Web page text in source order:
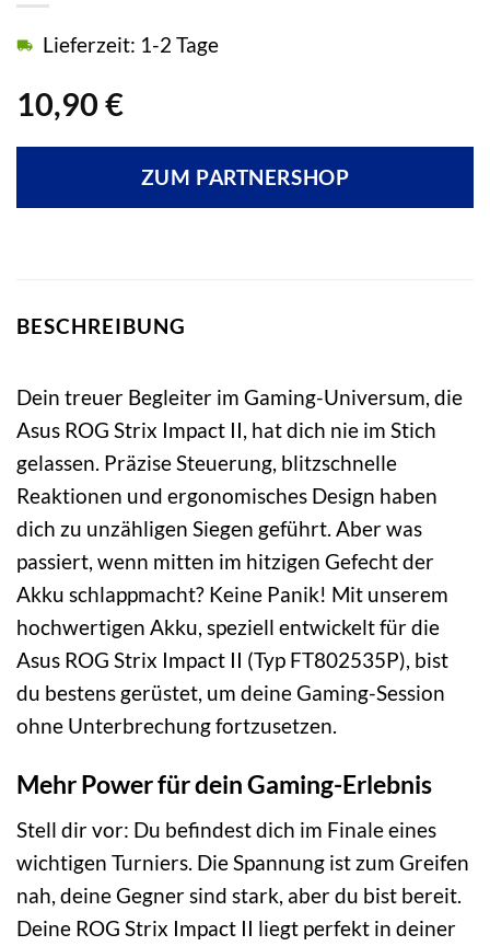
10,90 €
Lieferzeit: 1-2 Tage
ZUM PARTNERSHOP
BESCHREIBUNG
Dein treuer Begleiter im Gaming-Universum, die
Asus ROG Strix Impact II, hat dich nie im Stich
gelassen. Präzise Steuerung, blitzschnelle
Reaktionen und ergonomisches Design haben
dich zu unzähligen Siegen geführt. Aber was
passiert, wenn mitten im hitzigen Gefecht der
Akku schlappmacht? Keine Panik! Mit unserem
hochwertigen Akku, speziell entwickelt für die
Asus ROG Strix Impact II (Typ FT802535P), bist
du bestens gerüstet, um deine Gaming-Session
ohne Unterbrechung fortzusetzen.
Mehr Power für dein Gaming-Erlebnis
Stell dir vor: Du befindest dich im Finale eines
wichtigen Turniers. Die Spannung ist zum Greifen
nah, deine Gegner sind stark, aber du bist bereit.
Deine ROG Strix Impact II liegt perfekt in deiner